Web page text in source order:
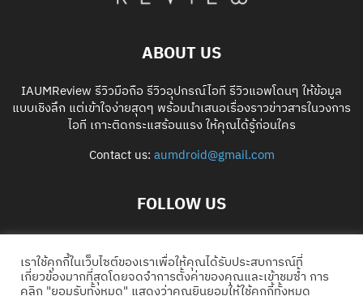
ABOUT US
IAUMReview รีวิวมือถือ รีวิวอุปกรณ์ไอที รีวิวแอพโดนๆ ให้ข้อมูล
แบบเชิงลึก แต่เข้าใจง่ายสุดๆ พร้อมนำเสนอเรื่องราวข่าวสารในวงการ
ไอที เกาะติดกระแสร้อนแรง ให้คุณได้รู้ก่อนใคร
Contact us: aumdroid@gmail.com
FOLLOW US
เราใช้คุกกี้ในเว็บไซต์ของเราเพื่อให้คุณได้รับประสบการณ์ที่
เกี่ยวข้องมากที่สุดโดยจดจำการตั้งค่าของคุณและเข้าชมซ้ำ การ
คลิก "ยอมรับทั้งหมด" แสดงว่าคุณยินยอมให้ใช้คุกกี้ทั้งหมด